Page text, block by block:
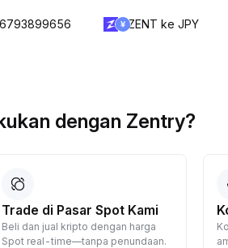
ZENT ke JPY
dengan Zentry?
Trade di Pasar Spot Kami
Beli dan jual kripto dengan harga
Spot real-time—tanpa penundaan.